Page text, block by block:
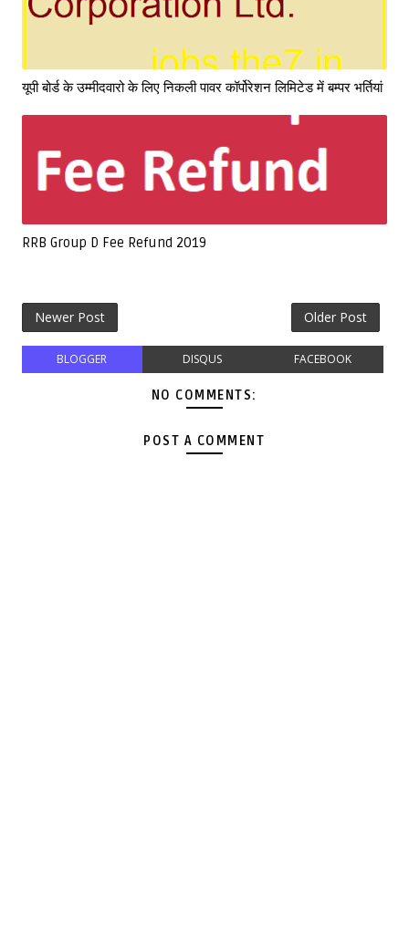
यूपी बोर्ड के उम्मीदवारो के लिए निकली पावर कॉर्पोरेशन लिमिटेड में बम्पर भर्तियां
RRB Group D Fee Refund 2019
Newer Post Older Post
BLOGGER DISQUS FACEBOOK
NO COMMENTS:
POST A COMMENT